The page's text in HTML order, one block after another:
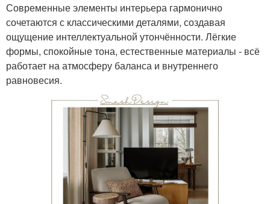
Современные элементы интерьера гармонично
сочетаются с классическими деталями, создавая
ощущение интеллектуальной утончённости. Лёгкие
формы, спокойные тона, естественные материалы - всё
работает на атмосферу баланса и внутреннего
равновесия.